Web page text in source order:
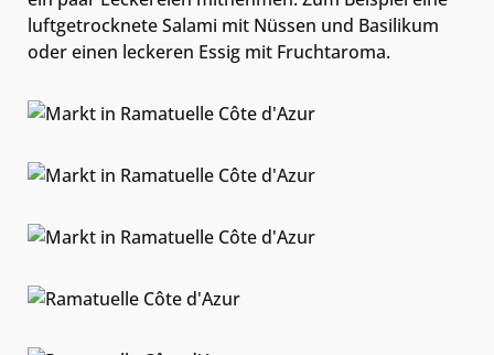
luftgetrocknete Salami mit Nüssen und Basilikum
oder einen leckeren Essig mit Fruchtaroma.